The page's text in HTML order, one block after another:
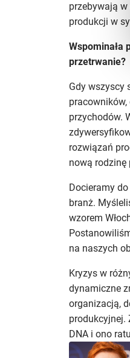
przebywają w
produkcji w
Wspominała
przetrwanie?
Gdy wszyscy
pracowników,
przychodów.
rozwiązań
nową rodzinę
Docieramy
branż.
wzorem
na naszych
Kryzys w
dynamiczne
organizacją,
produkcyjnej.
DNA i ono